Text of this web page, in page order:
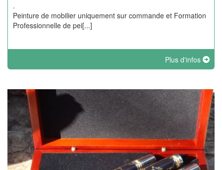
.
Peinture de mobilier uniquement sur commande et Formation
Professionnelle de pei[...]
Plus d'infos